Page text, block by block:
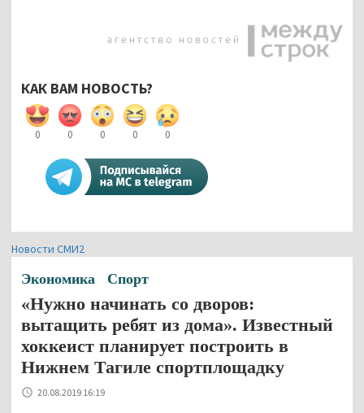
КАК ВАМ НОВОСТЬ?
0 0 0 0 0
Новости СМИ2
Экономика Спорт
«Нужно начинать со дворов:
вытащить ребят из дома». Известный
хоккеист планирует построить в
Нижнем Тагиле спортплощадку
20.08.2019 16:19